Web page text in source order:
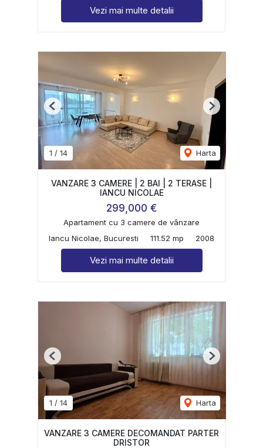
Vezi mai multe detalii
1 / 14 Harta
Previous Next
VANZARE 3 CAMERE | 2 BAI | 2 TERASE |
IANCU NICOLAE
299,000 €
Apartament cu 3 camere de vânzare
Iancu Nicolae, Bucuresti
111.52 mp 2008
Vezi mai multe detalii
1 / 14 Harta
Previous Next
VANZARE 3 CAMERE DECOMANDAT PARTER
DRISTOR